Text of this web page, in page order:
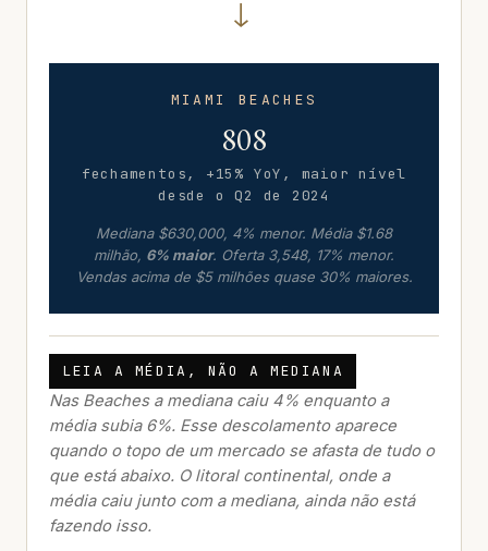
→
MIAMI BEACHES
808
fechamentos, +15% YoY, maior nível
desde o Q2 de 2024
Mediana $630,000, 4% menor. Média $1.68
milhão, 6% maior. Oferta 3,548, 17% menor.
Vendas acima de $5 milhões quase 30% maiores.
LEIA A MÉDIA, NÃO A MEDIANA
Nas Beaches a mediana caiu 4% enquanto a
média subia 6%. Esse descolamento aparece
quando o topo de um mercado se afasta de tudo o
que está abaixo. O litoral continental, onde a
média caiu junto com a mediana, ainda não está
fazendo isso.